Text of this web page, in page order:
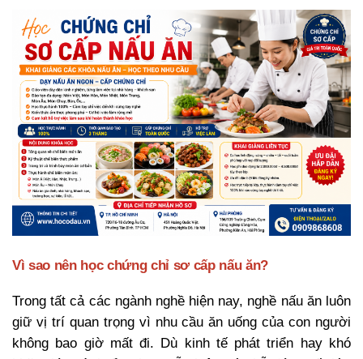
Vì sao nên học chứng chỉ sơ cấp nấu ăn?
Trong tất cả các ngành nghề hiện nay, nghề nấu ăn luôn
giữ vị trí quan trọng vì nhu cầu ăn uống của con người
không bao giờ mất đi. Dù kinh tế phát triển hay khó